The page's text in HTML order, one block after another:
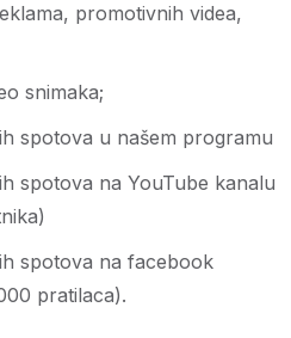
promotivnih videa,
snimaka;
spotova u našem programu
spotova na YouTube kanalu
spotova na facebook
pratilaca).